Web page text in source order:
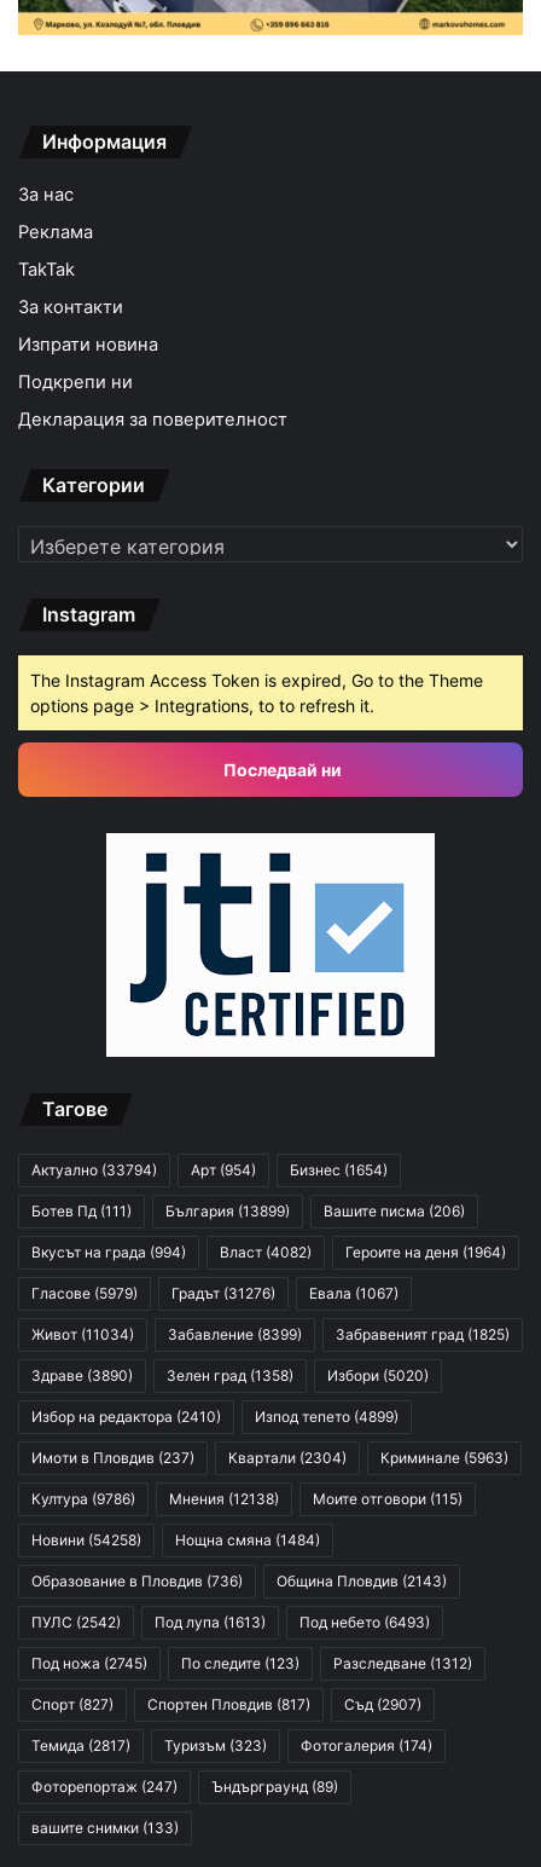
Информация
За нас
Реклама
TakTak
За контакти
Изпрати новина
Подкрепи ни
Декларация за поверителност
Категории
Категории
Instagram
The Instagram Access Token is expired, Go to the Theme
options page > Integrations, to to refresh it.
Последвай ни
Тагове
Актуално (33794) Арт (954) Бизнес (1654)
Ботев Пд (111) България (13899) Вашите писма (206)
Вкусът на града (994) Власт (4082) Героите на деня (1964)
Гласове (5979) Градът (31276) Евала (1067)
Живот (11034) Забавление (8399) Забравеният град (1825)
Здраве (3890) Зелен град (1358) Избори (5020)
Избор на редактора (2410) Изпод тепето (4899)
Имоти в Пловдив (237) Квартали (2304) Криминале (5963)
Култура (9786) Мнения (12138) Моите отговори (115)
Новини (54258) Нощна смяна (1484)
Образование в Пловдив (736) Община Пловдив (2143)
ПУЛС (2542) Под лупа (1613) Под небето (6493)
Под ножа (2745) По следите (123) Разследване (1312)
Спорт (827) Спортен Пловдив (817) Съд (2907)
Темида (2817) Туризъм (323) Фотогалерия (174)
Фоторепортаж (247) Ъндърграунд (89)
вашите снимки (133)